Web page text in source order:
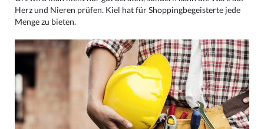
Herz und Nieren prüfen. Kiel hat für Shoppingbegeisterte jede
Menge zu bieten.